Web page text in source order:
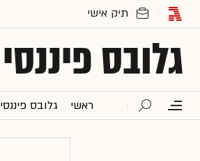
גלובס פיננסי
ראשי גלובס פיננסי